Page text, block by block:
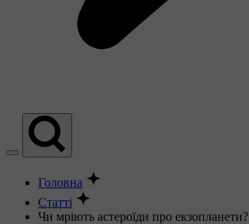
Головна
Статті
Чи мріють астероїди про екзопланети?